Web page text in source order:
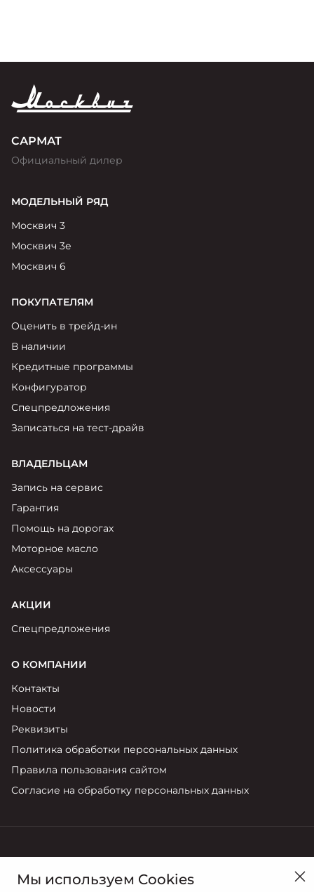
САРМАТ
Официальный дилер
МОДЕЛЬНЫЙ РЯД
Москвич 3
Москвич 3е
Москвич 6
ПОКУПАТЕЛЯМ
Оценить в трейд-ин
В наличии
Кредитные программы
Конфигуратор
Спецпредложения
Записаться на тест-драйв
ВЛАДЕЛЬЦАМ
Запись на сервис
Гарантия
Помощь на дорогах
Моторное масло
Аксессуары
АКЦИИ
Спецпредложения
О КОМПАНИИ
Контакты
Новости
Реквизиты
Политика обработки персональных данных
Правила пользования сайтом
Согласие на обработку персональных данных
Мы используем Cookies